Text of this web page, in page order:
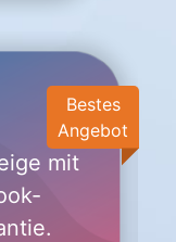
Bestes
Angebot
mit